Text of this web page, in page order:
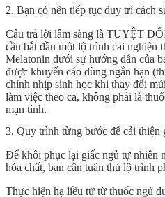
2. Bạn có nên tiếp tục duy trì cách
Câu trả lời lâm sàng là TUYỆT
cần bắt đầu một lộ trình cai nghiện
Melatonin dưới sự hướng dẫn của
được khuyến cáo dùng ngắn hạn
chỉnh nhịp sinh học khi thay đổi
làm việc theo ca, không phải là
mạn tính.
3. Quy trình từng bước để cải thiện
Để khôi phục lại giấc ngủ tự nhiên
hóa chất, bạn cần tuân thủ lộ trình
Thực hiện hạ liều từ từ thuốc ngủ